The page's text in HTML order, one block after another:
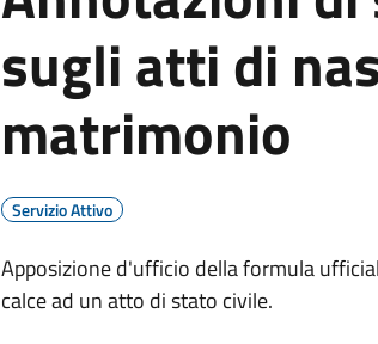
sugli atti di
matrimonio
Servizio Attivo
Apposizione d'ufficio della formula
calce ad un atto di stato civile.